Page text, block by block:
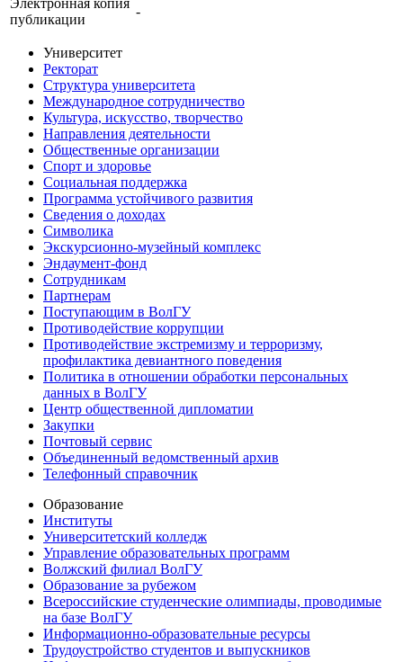
Электронная копия
публикации
-
Университет
Ректорат
Структура университета
Международное сотрудничество
Культура, искусство, творчество
Направления деятельности
Общественные организации
Спорт и здоровье
Социальная поддержка
Программа устойчивого развития
Сведения о доходах
Символика
Экскурсионно-музейный комплекс
Эндаумент-фонд
Сотрудникам
Партнерам
Поступающим в ВолГУ
Противодействие коррупции
Противодействие экстремизму и терроризму,
профилактика девиантного поведения
Политика в отношении обработки персональных
данных в ВолГУ
Центр общественной дипломатии
Закупки
Почтовый сервис
Объединенный ведомственный архив
Телефонный справочник
Образование
Институты
Университетский колледж
Управление образовательных программ
Волжский филиал ВолГУ
Образование за рубежом
Всероссийские студенческие олимпиады, проводимые
на базе ВолГУ
Информационно-образовательные ресурсы
Трудоустройство студентов и выпускников